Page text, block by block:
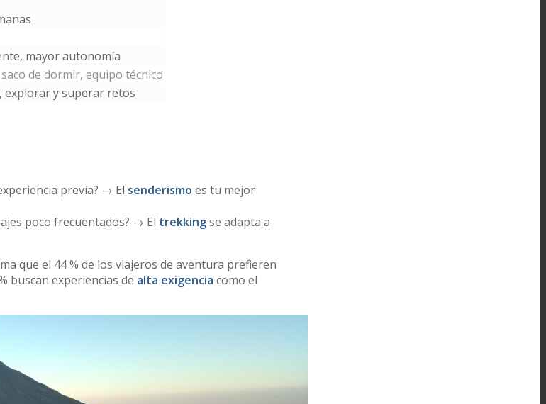
mayor autonomía
de dormir, equipo técnico
explorar y superar retos
previa? → El senderismo es tu mejor
poco frecuentados? → El trekkingse adapta a
que el 44 % de los viajeros de aventura prefieren
buscan experiencias de alta exigencia como el